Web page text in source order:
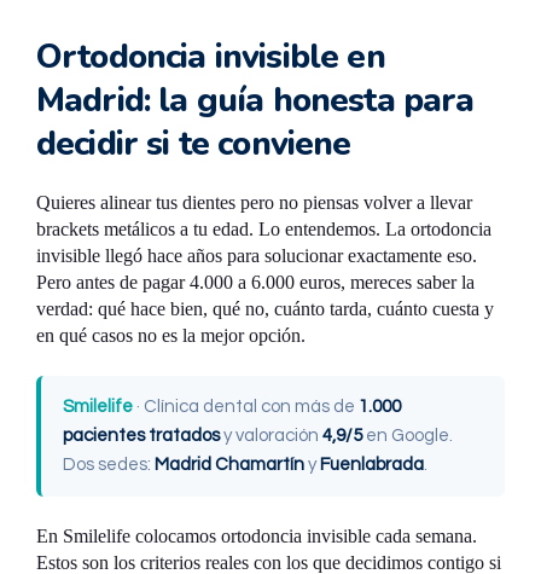
Ortodoncia invisible en
Madrid: la guía honesta para
decidir si te conviene
Quieres alinear tus dientes pero no piensas volver a llevar
brackets metálicos a tu edad. Lo entendemos. La ortodoncia
invisible llegó hace años para solucionar exactamente eso.
Pero antes de pagar 4.000 a 6.000 euros, mereces saber la
verdad: qué hace bien, qué no, cuánto tarda, cuánto cuesta y
en qué casos no es la mejor opción.
Smilelife · Clínica dental con más de 1.000
pacientes tratadosy valoración 4,9/5en Google.
Dos sedes: Madrid Chamartín y Fuenlabrada.
En Smilelife colocamos ortodoncia invisible cada semana.
Estos son los criterios reales con los que decidimos contigo si